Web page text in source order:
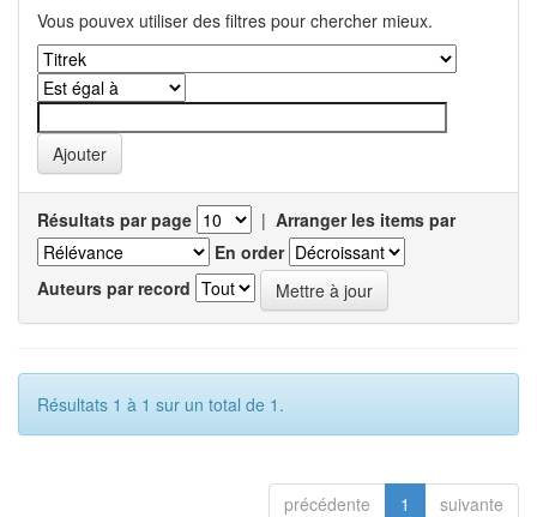
Vous pouvex utiliser des filtres pour chercher mieux.
Résultats par page | Arranger les items par
En order
Auteurs par record
Résultats 1 à 1 sur un total de 1.
précédente 1 suivante